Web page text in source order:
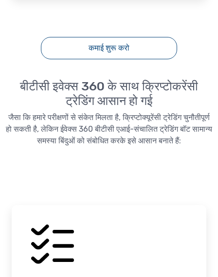
कमाई शुरू करो
बीटीसी इवेक्स 360 के साथ क्रिप्टोकरेंसी
ट्रेडिंग आसान हो गई
जैसा कि हमारे परीक्षणों से संकेत मिलता है, क्रिप्टोक्यूरेंसी ट्रेडिंग चुनौतीपूर्ण
हो सकती है, लेकिन ईवेक्स 360 बीटीसी एआई-संचालित ट्रेडिंग बॉट सामान्य
समस्या बिंदुओं को संबोधित करके इसे आसान बनाते हैं: